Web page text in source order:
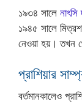
১৯৩৪ সালে
১৯৪৫ সালে
নেওয়া হয়। তখন
প্রাশিয়ার
বর্তমানকালেও